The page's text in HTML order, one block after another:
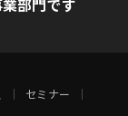
部門です
セミナー